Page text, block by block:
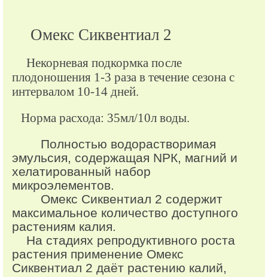
Омекс Сиквентиал 2
Некорневая подкормка после
плодоношения 1-3 раза в течение сезона с
интервалом 10-14 дней.
Норма расхода: 35мл/10л воды.
Полностью водорастворимая
эмульсия, содержащая NРК, магний и
хелатированный набор
микроэлементов.
Омекс Сиквентиал 2 содержит
максимальное количество доступного
растениям калия.
На стадиях репродуктивного роста
растения применение Омекс
Сиквентиал 2 даёт растению калий,